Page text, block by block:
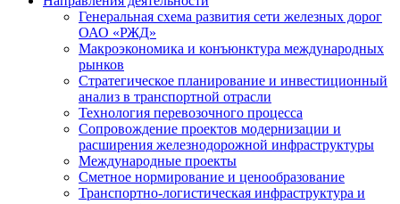
Генеральная схема развития сети железных дорог
ОАО «РЖД»
Макроэкономика и конъюнктура международных
рынков
Стратегическое планирование и инвестиционный
анализ в транспортной отрасли
Технология перевозочного процесса
Сопровождение проектов модернизации и
расширения железнодорожной инфраструктуры
Международные проекты
Сметное нормирование и ценообразование
Транспортно-логистическая инфраструктура и